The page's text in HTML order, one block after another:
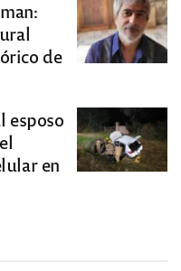
de
esposo
en